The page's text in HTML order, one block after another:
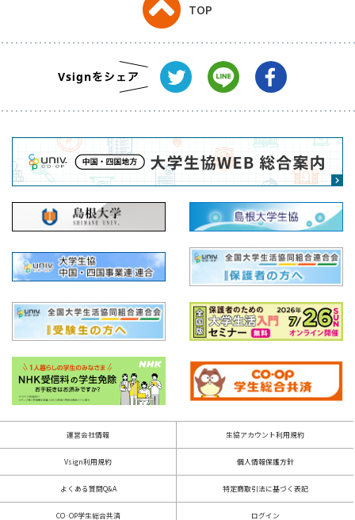
TOP
運営会社情報 生協アカウント利用規約
Vsign利用規約 個人情報保護方針
よくある質問Q&A 特定商取引法に基づく表記
CO·OP学生総合共済 ログイン